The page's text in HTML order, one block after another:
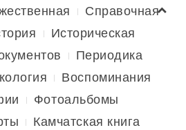
Справочная
Историческая
Периодика
Воспоминания
Фотоальбомы
Камчатская книга